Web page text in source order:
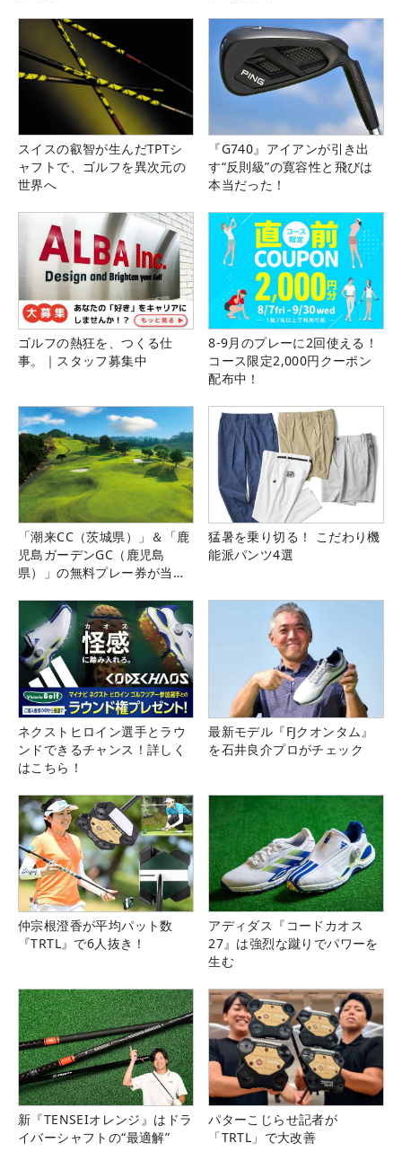
スイスの叡智が生んだTPTシ
ャフトで、ゴルフを異次元の
世界へ
『G740』アイアンが引き出
す“反則級”の寛容性と飛びは
本当だった！
ゴルフの熱狂を、つくる仕
事。｜スタッフ募集中
8-9月のプレーに2回使える！
コース限定2,000円クーポン
配布中！
「潮来CC（茨城県）」＆「鹿
児島ガーデンGC（鹿児島
県）」の無料プレー券が当た
猛暑を乗り切る！ こだわり機
能派パンツ4選
ネクストヒロイン選手とラウ
ンドできるチャンス！詳しく
はこちら！
最新モデル『FJクオンタム』
を石井良介プロがチェック
仲宗根澄香が平均パット数
『TRTL』で6人抜き！
アディダス『コードカオス
27』は強烈な蹴りでパワーを
生む
新『TENSEIオレンジ』はドラ
イバーシャフトの“最適解”
パターこじらせ記者が
「TRTL」で大改善